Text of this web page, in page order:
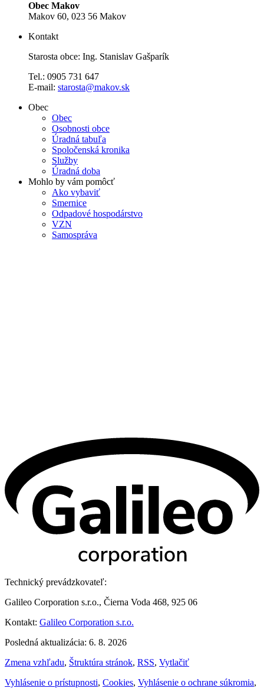
Obec Makov
Makov 60, 023 56 Makov
Kontakt
Starosta obce: Ing. Stanislav Gašparík
Tel.: 0905 731 647
E-mail: starosta@makov.sk
Obec
Obec
Osobnosti obce
Úradná tabuľa
Spoločenská kronika
Služby
Úradná doba
Mohlo by vám pomôcť
Ako vybaviť
Smernice
Odpadové hospodárstvo
VZN
Samospráva
Technický prevádzkovateľ:
Galileo Corporation s.r.o., Čierna Voda 468, 925 06
Kontakt: Galileo Corporation s.r.o.
Posledná aktualizácia: 6. 8. 2026
Zmena vzhľadu, Štruktúra stránok, RSS, Vytlačiť
Vyhlásenie o prístupnosti, Cookies, Vyhlásenie o ochrane súkromia,